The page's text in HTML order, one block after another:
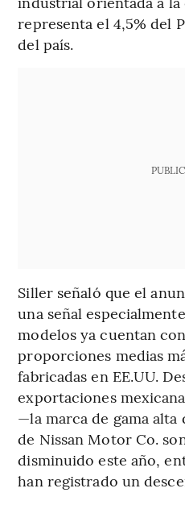
representa el 4,5% del
del país.
Siller señaló que el
una señal
modelos ya cuentan
proporciones medias
fabricadas en EE.UU.
exportaciones
—la marca de gama alta
de Nissan Motor Co.
disminuido este año,
han registrado un